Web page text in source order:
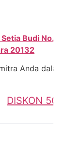
Setia Budi
20132
Anda
DISKON 50%